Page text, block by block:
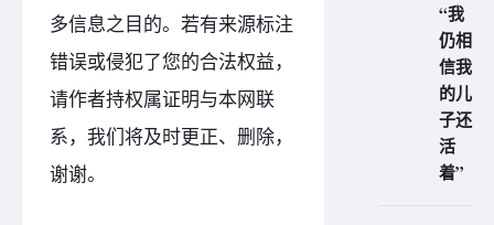
多信息之目的。若有来源标注
错误或侵犯了您的合法权益，
请作者持权属证明与本网联
系，我们将及时更正、删除，
谢谢。
“我
仍相
信我
的儿
子还
活
着”